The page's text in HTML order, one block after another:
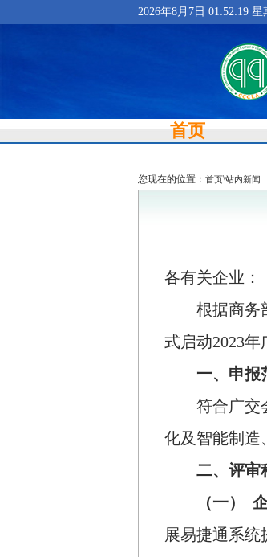
2026年8月7日 01:52:20 星
首页
您现在的位置： 首页\站内新闻
各有关企业：
根据商务
式启动2023年
一、申报
符合广交
化及智能制造
二、评审
（一）
展易捷通系统